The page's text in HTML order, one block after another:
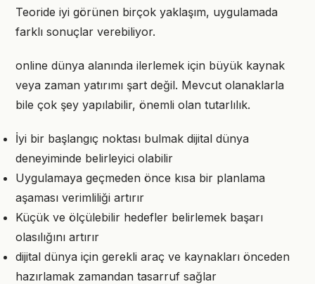
Teoride iyi görünen birçok yaklaşım, uygulamada
farklı sonuçlar verebiliyor.
online dünya alanında ilerlemek için büyük kaynak
veya zaman yatırımı şart değil. Mevcut olanaklarla
bile çok şey yapılabilir, önemli olan tutarlılık.
İyi bir başlangıç noktası bulmak dijital dünya
deneyiminde belirleyici olabilir
Uygulamaya geçmeden önce kısa bir planlama
aşaması verimliliği artırır
Küçük ve ölçülebilir hedefler belirlemek başarı
olasılığını artırır
dijital dünya için gerekli araç ve kaynakları önceden
hazırlamak zamandan tasarruf sağlar